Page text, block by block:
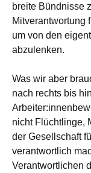
breite Bündnisse
Mitverantwortung
um von den
abzulenken.
Was wir aber
nach rechts bis
nicht Flüchtlinge,
der Gesellschaft
verantwortlich
Verantwortlichen